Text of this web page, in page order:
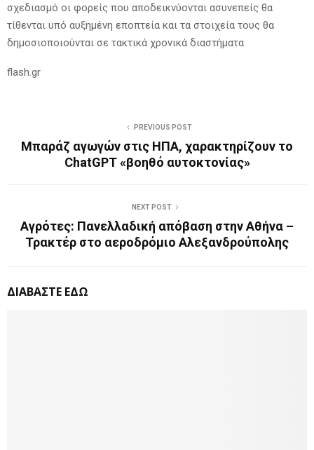
σχεδιασμό οι φορείς που αποδεικνύονται ασυνεπείς θα
τίθενται υπό αυξημένη εποπτεία και τα στοιχεία τους θα
δημοσιοποιούνται σε τακτικά χρονικά διαστήματα
flash.gr
PREVIOUS POST
Μπαράζ αγωγών στις ΗΠΑ, χαρακτηρίζουν το
ChatGPT «βοηθό αυτοκτονίας»
NEXT POST
Αγρότες: Πανελλαδική απόβαση στην Αθήνα –
Τρακτέρ στο αεροδρόμιο Αλεξανδρούπολης
ΔΙΑΒΑΣΤΕ ΕΔΩ